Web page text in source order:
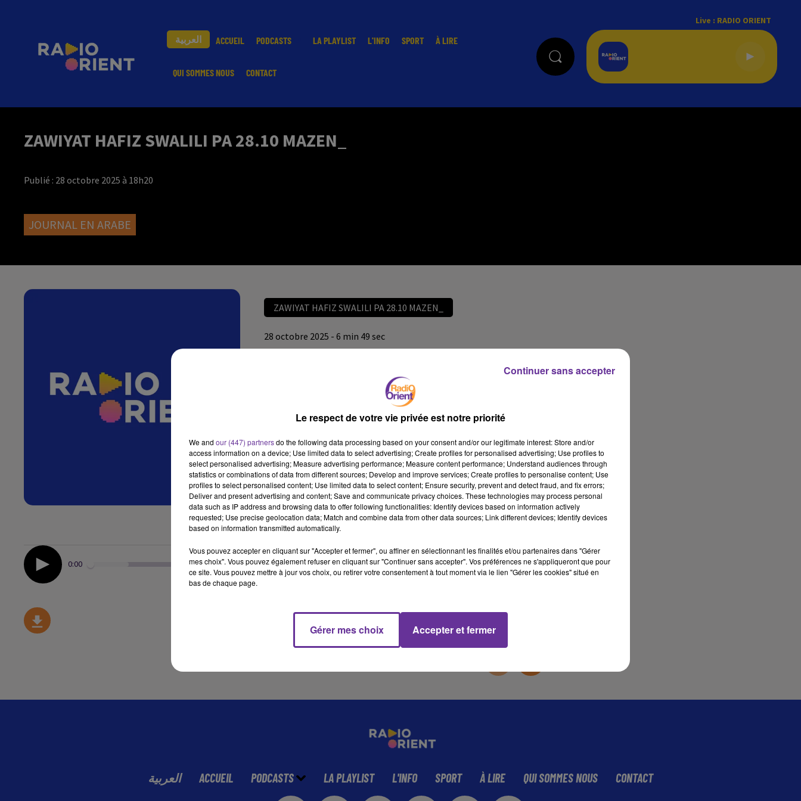
العربية ACCUEIL PODCASTS LA PLAYLIST L'INFO SPORT À LIRE
QUI SOMMES NOUS CONTACT
Live : RADIO ORIENT
ZAWIYAT HAFIZ SWALILI PA 28.10 MAZEN_
Publié : 28 octobre 2025 à 18h20
JOURNAL EN ARABE
ZAWIYAT HAFIZ SWALILI PA 28.10 MAZEN_
28 octobre 2025 - 6 min 49 sec
ZAWIYAT HAFIZ SWALILI PA 28.10 MAZEN_
ZAWIYAT HAFIZ SWALILI PA 28.10 MAZEN_
0:00 6 min 49 sec
العربية ACCUEIL PODCASTS LA PLAYLIST L'INFO SPORT À LIRE QUI SOMMES NOUS CONTACT
Le respect de votre vie privée est notre priorité
We and our (447) partnersdo the following data processing based on your consent and/or our legitimate interest: Store and/or
access information on a device; Use limited data to select advertising; Create profiles for personalised advertising; Use profiles to
select personalised advertising; Measure advertising performance; Measure content performance; Understand audiences through
statistics or combinations of data from different sources; Develop and improve services; Create profiles to personalise content; Use
profiles to select personalised content; Use limited data to select content; Ensure security, prevent and detect fraud, and fix errors;
Deliver and present advertising and content; Save and communicate privacy choices. These technologies may process personal
data such as IP address and browsing data to offer following functionalities: Identify devices based on information actively
requested; Use precise geolocation data; Match and combine data from other data sources; Link different devices; Identify devices
based on information transmitted automatically.
Vous pouvez accepter en cliquant sur "Accepter et fermer", ou affiner en sélectionnant les finalités et/ou partenaires dans "Gérer
mes choix". Vous pouvez également refuser en cliquant sur "Continuer sans accepter". Vos préférences ne s'appliqueront que pour
ce site. Vous pouvez mettre à jour vos choix, ou retirer votre consentement à tout moment via le lien "Gérer les cookies" situé en
bas de chaque page.
Gérer mes choix Accepter et fermer
Continuer sans accepter